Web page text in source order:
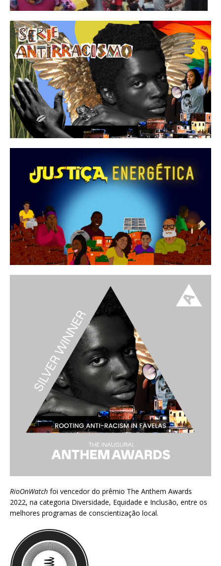
RioOnWatch foi vencedor do prêmio The Anthem Awards
2022, na categoria Diversidade, Equidade e Inclusão, entre os
melhores programas de conscientização local.